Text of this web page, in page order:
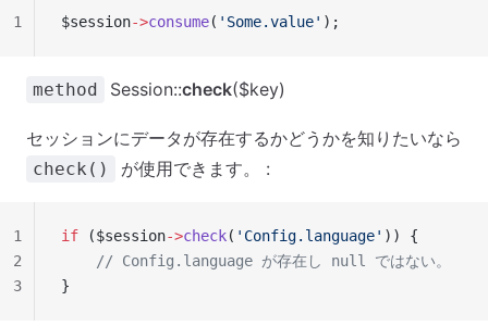
$session->consume( 'Some.value' );
1
method Session::check($key)
セッションにデータが存在するかどうかを知りたいなら
check() が使用できます。 :
if ($session->check( 'Config.language' )) {
    // Config.language が存在し null ではない。
}
1
2
3